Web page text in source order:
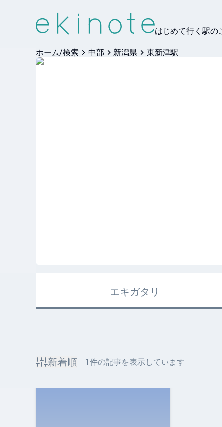
はじめて行く駅の
ホーム/検索 中部 新潟県 東新津駅
エキガタリ
新着順 1件の記事を表示しています